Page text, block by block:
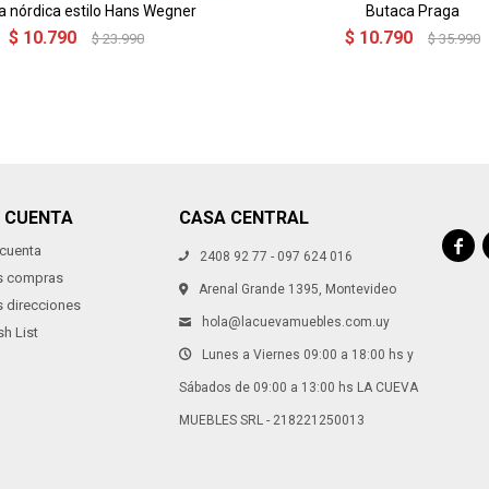
nórdica estilo Hans Wegner
$ 10.790 $ 23.990
Butaca Praga
$ 10.790 $ 35.990
CUENTA
compras
direcciones
List
CASA CENTRAL
2408 92 77 - 097 624 016
Arenal Grande 1395, Montevideo
hola@lacuevamuebles.com.uy
Lunes a Viernes 09:00 a 18:00 hs y
Sábados de 09:00 a 13:00 hs LA CUEVA
MUEBLES SRL - 218221250013
